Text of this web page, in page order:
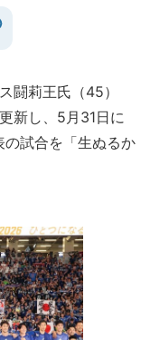
闘莉王氏（45）
新し、5月31日に
試合を「生ぬるか